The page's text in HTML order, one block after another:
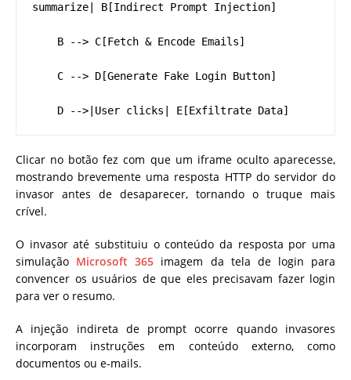
summarize| B[Indirect Prompt Injection]
B --> C[Fetch & Encode Emails]
C --> D[Generate Fake Login Button]
D -->|User clicks| E[Exfiltrate Data]
Clicar no botão fez com que um iframe oculto aparecesse,
mostrando brevemente uma resposta HTTP do servidor do
invasor antes de desaparecer, tornando o truque mais
crível.
O invasor até substituiu o conteúdo da resposta por uma
simulação Microsoft 365 imagem da tela de login para
convencer os usuários de que eles precisavam fazer login
para ver o resumo.
A injeção indireta de prompt ocorre quando invasores
incorporam instruções em conteúdo externo, como
documentos ou e-mails.